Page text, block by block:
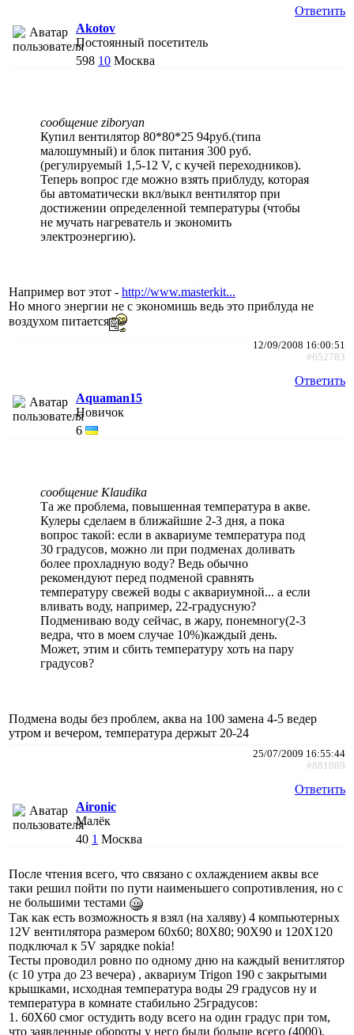
Ответить
Akotov
Постоянный посетитель
598 10 Москва
сообщение ziboryan
Купил вентилятор 80*80*25 94руб.(типа
малошумный) и блок питания 300 руб.
(регулируемый 1,5-12 V, с кучей переходников).
Теперь вопрос где можно взять приблуду, которая
бы автоматически вкл/выкл вентилятор при
достижении определенной температуры (чтобы
не мучать нагреватель и экономить
электроэнергию).
Например вот этот - http://www.masterkit...
Но много энергии не с экономишь ведь это приблуда не
воздухом питается
12/09/2008 16:00:51
#652783
Ответить
Aquaman15
Новичок
6
сообщение Klaudika
Та же проблема, повышенная температура в акве.
Кулеры сделаем в ближайшие 2-3 дня, а пока
вопрос такой: если в аквариуме температура под
30 градусов, можно ли при подменах доливать
более прохладную воду? Ведь обычно
рекомендуют перед подменой сравнять
температуру свежей воды с аквариумной... а если
вливать воду, например, 22-градусную?
Подмениваю воду сейчас, в жару, понемногу(2-3
ведра, что в моем случае 10%)каждый день.
Может, этим и сбить температуру хоть на пару
градусов?
Подмена воды без проблем, аква на 100 замена 4-5 ведер
утром и вечером, температура держыт 20-24
25/07/2009 16:55:44
#881089
Ответить
Aironic
Малёк
40 1 Москва
После чтения всего, что связано с охлаждением аквы все
таки решил пойти по пути наименьшего сопротивления, но с
не большими тестами
Так как есть возможность я взял (на халяву) 4 компьютерных
12V вентилятора размером 60х60; 80Х80; 90Х90 и 120Х120
подключал к 5V зарядке nokia!
Тесты проводил ровно по одному дню на каждый венитлятор
(с 10 утра до 23 вечера) , аквариум Trigon 190 с закрытыми
крышками, исходная температура воды 29 градусов ну и
температура в комнате стабильно 25градусов:
1. 60Х60 смог остудить воду всего на один градус при том,
что заявленные обороты у него были больше всего (4000),